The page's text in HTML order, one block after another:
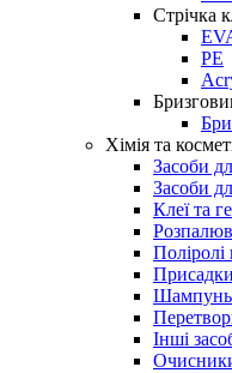
Стрічка
PE
Хімія та
Засоби
Засоби
Клеї та
Поліролі
Шампунь
Інші